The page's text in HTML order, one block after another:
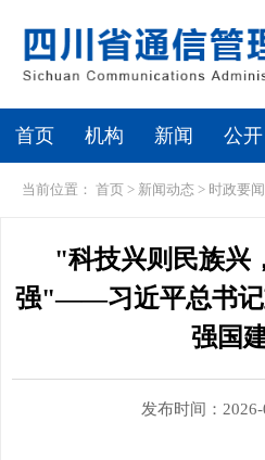
首页 机构 新闻 公开
当前位置： 首页 > 新闻动态 > 时政要闻
"科技兴则民族兴
强"——习近平总书记
强国
发布时间：